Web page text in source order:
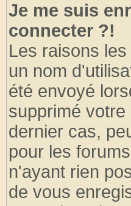
Je me suis
connecter ?!
Les raisons
un nom
été envoyé
supprimé
dernier cas,
pour les
n'ayant rien
de vous